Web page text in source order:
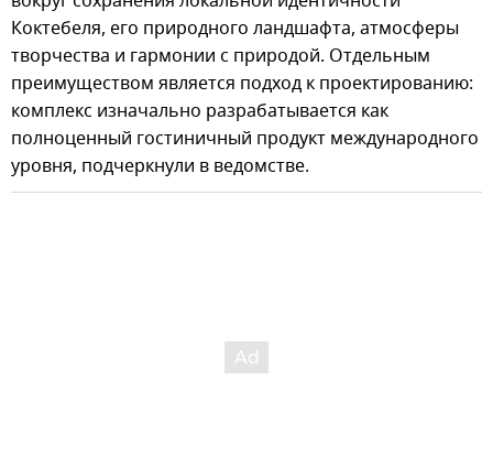
Коктебеля, его природного ландшафта, атмосферы
творчества и гармонии с природой. Отдельным
преимуществом является подход к проектированию:
комплекс изначально разрабатывается как
полноценный гостиничный продукт международного
уровня, подчеркнули в ведомстве.